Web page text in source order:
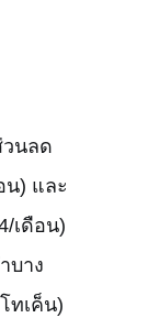
วนลด
น) และ
เดือน)
บาง
ทเค็น)